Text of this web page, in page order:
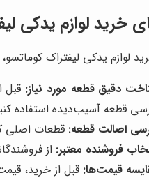
خرید لوازم یدکی
لوازم یدکی لیفتراک
دقیق قطعه مورد نیاز: قبل
قطعه آسیب‌دیده استفاده
اصالت قطعه: قطعات اصلی
فروشنده معتبر: از
قیمت‌ها: قبل از خرید،